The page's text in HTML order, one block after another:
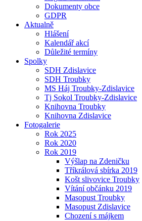
Dokumenty obce
GDPR
Aktualně
Hlášení
Kalendář akcí
Důležité termíny
Spolky
SDH Zdislavice
SDH Troubky
MS Háj Troubky-Zdislavice
Tj Sokol Troubky-Zdislavice
Knihovna Troubky
Knihovna Zdislavice
Fotogalerie
Rok 2025
Rok 2020
Rok 2019
Výšlap na Zdeničku
Tříkrálová sbírka 2019
Košt slivovice Troubky
Vítání občánku 2019
Masopust Troubky
Masopust Zdislavice
Chození s májkem